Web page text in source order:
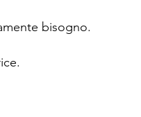
bisogno.